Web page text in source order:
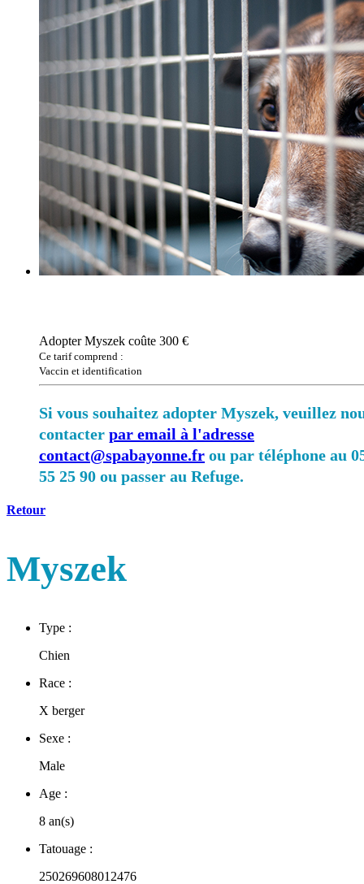
Adopter Myszek coûte 300 €
Ce tarif comprend :
Vaccin et identification
Si vous souhaitez adopter Myszek, veuillez
contacter par email à l'adresse
contact@spabayonne.fr ou par téléphone au
55 25 90 ou passer au Refuge.
Retour
Myszek
Type :
Chien
Race :
X berger
Sexe :
Male
Age :
8 an(s)
Tatouage :
250269608012476